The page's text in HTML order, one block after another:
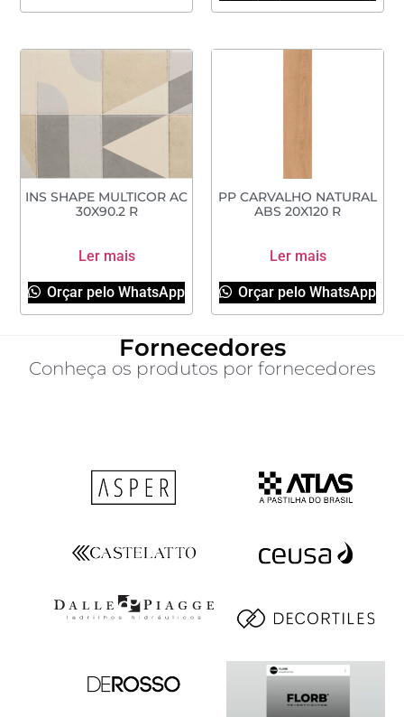
INS SHAPE MULTICOR AC
30X90.2 R
Ler mais
Orçar pelo WhatsApp
PP CARVALHO NATURAL
ABS 20X120 R
Ler mais
Orçar pelo WhatsApp
Fornecedores
Conheça os produtos por fornecedores